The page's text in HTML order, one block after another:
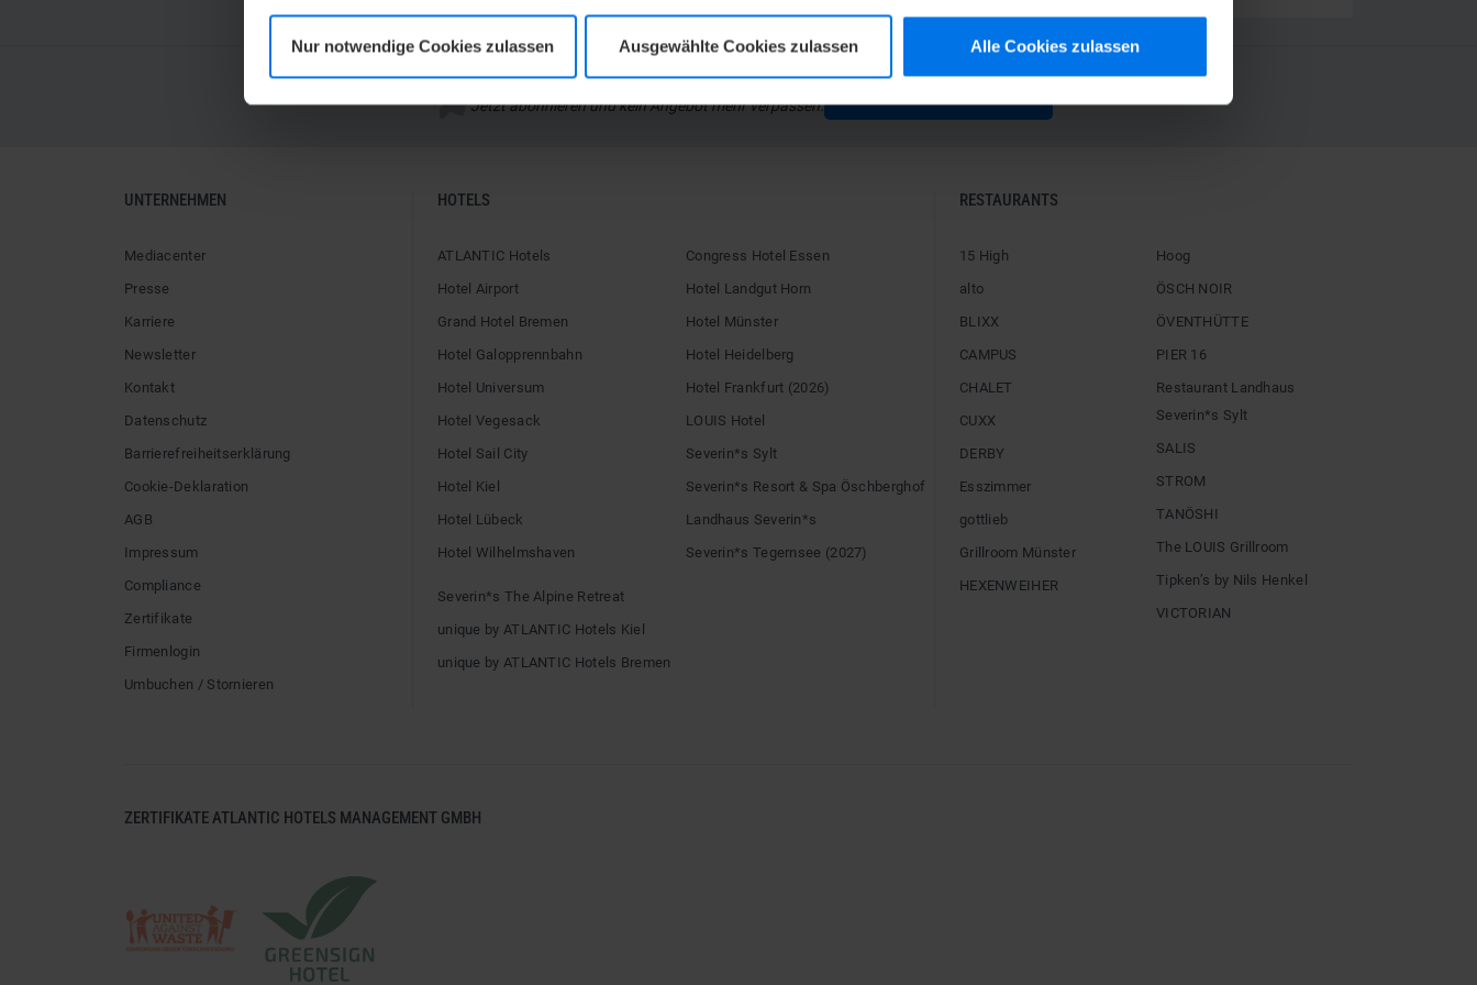
Nur notwendige Cookies zulassen Ausgewählte Cookies zulassen Alle Cookies zulassen
ATLANTIC HOTELS NEWSLETTER
Jetzt abonnieren und kein Angebot mehr verpassen.
UNTERNEHMEN
Mediacenter
Presse
Karriere
Newsletter
Kontakt
Datenschutz
Barrierefreiheitserklärung
Cookie-Deklaration
AGB
Impressum
Compliance
Zertifikate
Firmenlogin
Umbuchen / Stornieren
HOTELS
ATLANTIC Hotels
Hotel Airport
Grand Hotel Bremen
Hotel Galopprennbahn
Hotel Universum
Hotel Vegesack
Hotel Sail City
Hotel Kiel
Hotel Lübeck
Hotel Wilhelmshaven
Congress Hotel Essen
Hotel Landgut Horn
Hotel Münster
Hotel Heidelberg
Hotel Frankfurt (2026)
LOUIS Hotel
Severin*s Sylt
Severin*s Resort & Spa Öschberghof
Landhaus Severin*s
Severin*s Tegernsee (2027)
Severin*s The Alpine Retreat
unique by ATLANTIC Hotels Kiel
unique by ATLANTIC Hotels Bremen
RESTAURANTS
15 High
alto
BLIXX
CAMPUS
CHALET
CUXX
DERBY
Esszimmer
gottlieb
Grillroom Münster
HEXENWEIHER
Hoog
ÖSCH NOIR
ÖVENTHÜTTE
PIER 16
Restaurant Landhaus
Severin*s Sylt
SALIS
STROM
TANÖSHI
The LOUIS Grillroom
Tipken’s by Nils Henkel
VICTORIAN
ZERTIFIKATE ATLANTIC HOTELS MANAGEMENT GMBH